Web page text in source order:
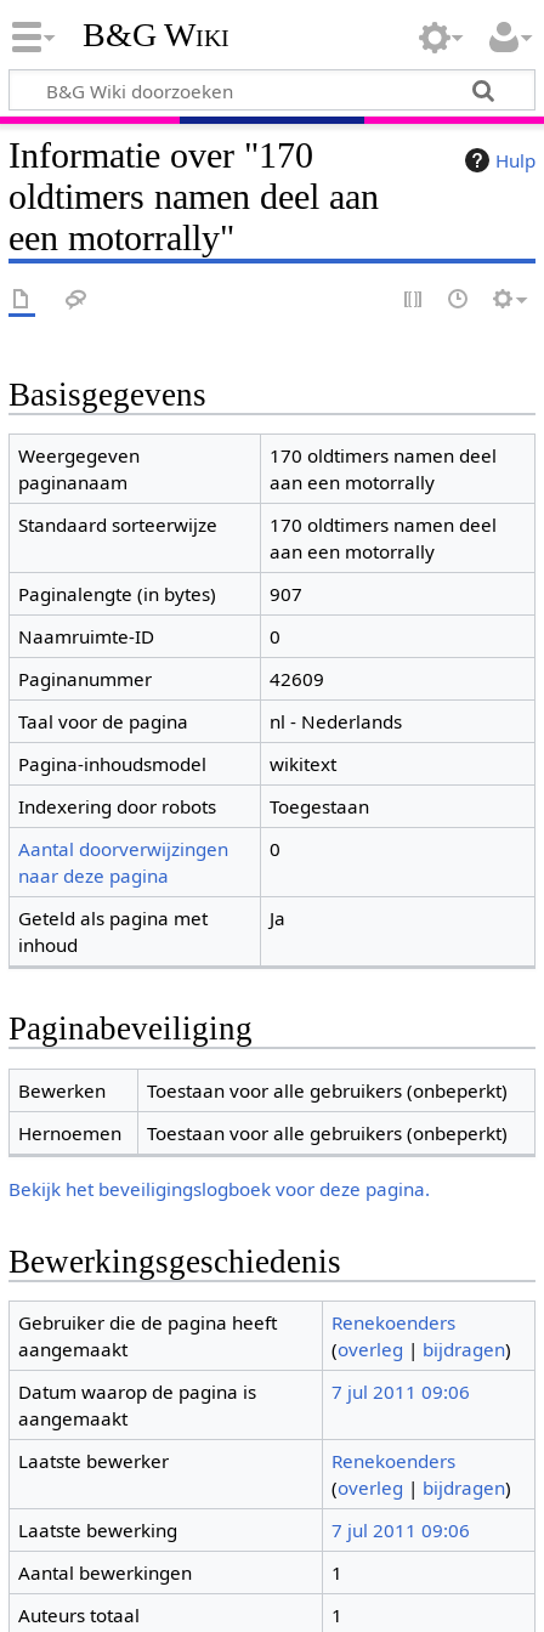
B&G Wiki
Hulp
Informatie over "170
oldtimers namen deel aan
een motorrally"
Basisgegevens
Weergegeven
paginanaam
170 oldtimers namen deel
aan een motorrally
Standaard sorteerwijze
170 oldtimers namen deel
aan een motorrally
Paginalengte (in bytes)
907
Naamruimte-ID
0
Paginanummer
42609
Taal voor de pagina
nl - Nederlands
Pagina-inhoudsmodel
wikitext
Indexering door robots
Toegestaan
Aantal doorverwijzingen
naar deze pagina
0
Geteld als pagina met
inhoud
Ja
Paginabeveiliging
Bewerken
Toestaan voor alle gebruikers (onbeperkt)
Hernoemen
Toestaan voor alle gebruikers (onbeperkt)
Bekijk het beveiligingslogboek voor deze pagina.
Bewerkingsgeschiedenis
Gebruiker die de pagina heeft
aangemaakt
Renekoenders
(overleg | bijdragen)
Datum waarop de pagina is
aangemaakt
7 jul 2011 09:06
Laatste bewerker
Renekoenders
(overleg | bijdragen)
Laatste bewerking
7 jul 2011 09:06
Aantal bewerkingen
1
Auteurs totaal
1